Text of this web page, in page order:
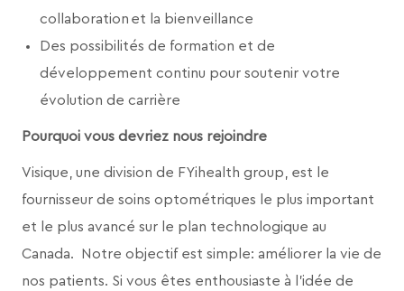
collaboration et la bienveillance
Des possibilités de formation et de
développement continu pour soutenir votre
évolution de carrière
Pourquoi vous devriez nous rejoindre
Visique, une division de FYihealth group, est le
fournisseur de soins optométriques le plus important
et le plus avancé sur le plan technologique au
Canada. Notre objectif est simple: améliorer la vie de
nos patients. Si vous êtes enthousiaste à l’idée de